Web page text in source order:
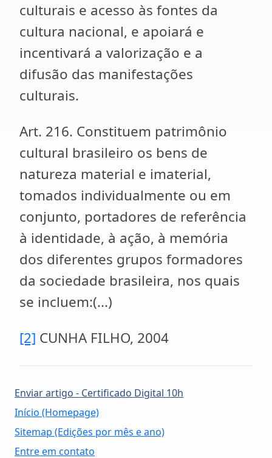
culturais e acesso às fontes da
cultura nacional, e apoiará e
incentivará a valorização e a
difusão das manifestações
culturais.
Art. 216. Constituem patrimônio
cultural brasileiro os bens de
natureza material e imaterial,
tomados individualmente ou em
conjunto, portadores de referência
à identidade, à ação, à memória
dos diferentes grupos formadores
da sociedade brasileira, nos quais
se incluem:(...)
[2] CUNHA FILHO, 2004
Enviar artigo - Certificado Digital 10h
Início (Homepage)
Sitemap (Edições por mês e ano)
Entre em contato